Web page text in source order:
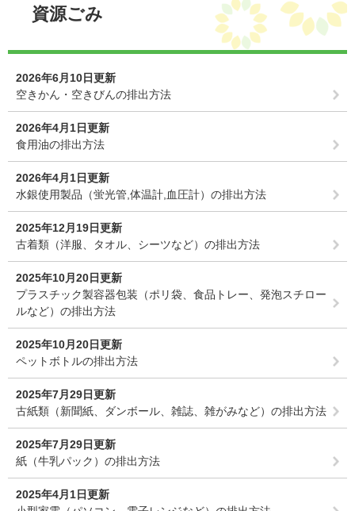
資源ごみ
2026年6月10日更新
空きかん・空きびんの排出方法
2026年4月1日更新
食用油の排出方法
2026年4月1日更新
水銀使用製品（蛍光管,体温計,血圧計）の排出方法
2025年12月19日更新
古着類（洋服、タオル、シーツなど）の排出方法
2025年10月20日更新
プラスチック製容器包装（ポリ袋、食品トレー、発泡スチロー
ルなど）の排出方法
2025年10月20日更新
ペットボトルの排出方法
2025年7月29日更新
古紙類（新聞紙、ダンボール、雑誌、雑がみなど）の排出方法
2025年7月29日更新
紙（牛乳パック）の排出方法
2025年4月1日更新